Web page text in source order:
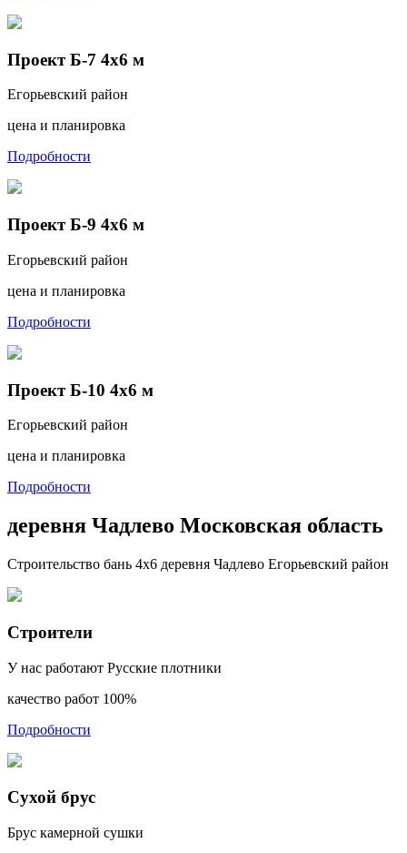
Проект Б-7 4х6 м
Егорьевский район
цена и планировка
Подробности
Проект Б-9 4х6 м
Егорьевский район
цена и планировка
Подробности
Проект Б-10 4х6 м
Егорьевский район
цена и планировка
Подробности
деревня Чадлево Московская область
Строительство бань 4х6 деревня Чадлево Егорьевский район
Строители
У нас работают Русские плотники
качество работ 100%
Подробности
Сухой брус
Брус камерной сушки